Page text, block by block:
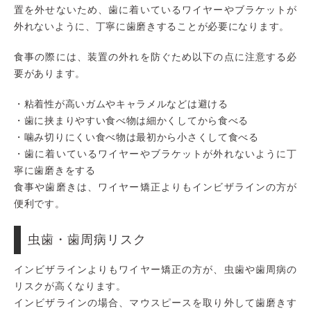
置を外せないため、歯に着いているワイヤーやブラケットが
外れないように、丁寧に歯磨きすることが必要になります。
食事の際には、装置の外れを防ぐため以下の点に注意する必
要があります。
・粘着性が高いガムやキャラメルなどは避ける
・歯に挟まりやすい食べ物は細かくしてから食べる
・噛み切りにくい食べ物は最初から小さくして食べる
・歯に着いているワイヤーやブラケットが外れないように丁
寧に歯磨きをする
食事や歯磨きは、ワイヤー矯正よりもインビザラインの方が
便利です。
虫歯・歯周病リスク
インビザラインよりもワイヤー矯正の方が、虫歯や歯周病の
リスクが高くなります。
インビザラインの場合、マウスピースを取り外して歯磨きす